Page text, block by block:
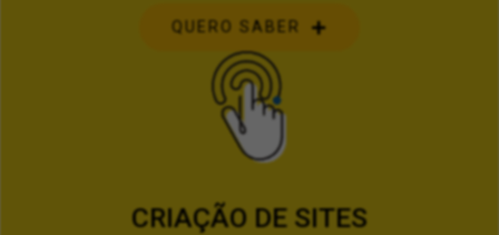
QUERO SABER
CRIAÇÃO DE SITES